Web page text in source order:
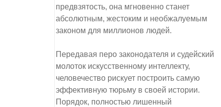
предвзятость, она мгновенно станет
абсолютным, жестоким и необжалуемым
законом для миллионов людей.
Передавая перо законодателя и судейский
молоток искусственному интеллекту,
человечество рискует построить самую
эффективную тюрьму в своей истории.
Порядок, полностью лишенный